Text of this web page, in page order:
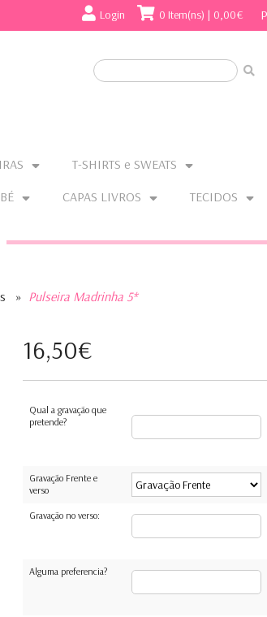
0 Item(ns) | 0,00€
Login
T-SHIRTS e SWEATS
CAPAS LIVROS TECIDOS
» Pulseira Madrinha 5*
16,50€
Qual a gravação que
pretende?
Gravação Frente e
verso
Gravação no verso:
Alguma preferencia?